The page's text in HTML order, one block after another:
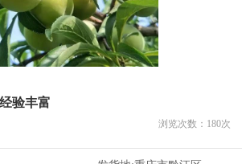
验丰富
浏览次数： 180次